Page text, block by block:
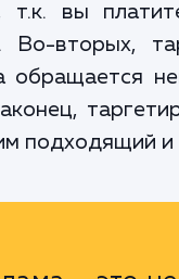
вы
Во-вторых,
обращается
подходящий